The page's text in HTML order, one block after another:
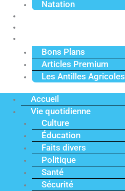
Natation
Bons Plans
Articles Premium
Les Antilles Agricoles
Accueil
Vie quotidienne
Culture
Éducation
Faits divers
Politique
Santé
Sécurité